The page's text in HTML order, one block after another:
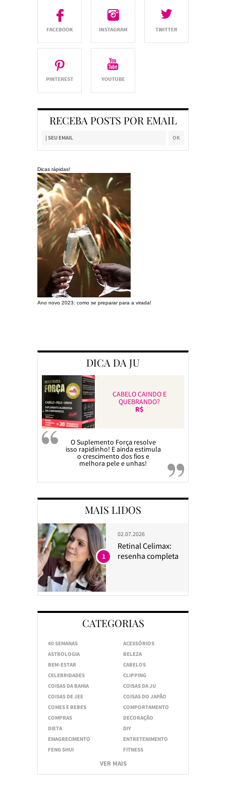
RECEBA POSTS POR EMAIL
Dicas rápidas!
Ano novo 2023: como se preparar para a virada!
DICA DA JU
CABELO CAINDO E
QUEBRANDO?
R$
O Suplemento Força resolve
isso rapidinho! E ainda estimula
o crescimento dos fios e
melhora pele e unhas!
MAIS LIDOS
02.07.2026
Retinal Celimax:
resenha completa
1
CATEGORIAS
40 SEMANAS
ACESSÓRIOS
ASTROLOGIA
BELEZA
BEM-ESTAR
CABELOS
CELEBRIDADES
CLIPPING
COISAS DA BAHIA
COISAS DA JU
COISAS DE JEE
COISAS DO JAPÃO
COMES E BEBES
COMPORTAMENTO
COMPRAS
DECORAÇÃO
DIETA
DIY
EMAGRECIMENTO
ENTRETENIMENTO
FENG SHUI
FITNESS
VER MAIS